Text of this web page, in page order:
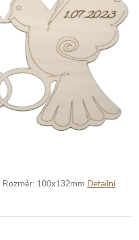
Rozměr: 100x132mm Detailní